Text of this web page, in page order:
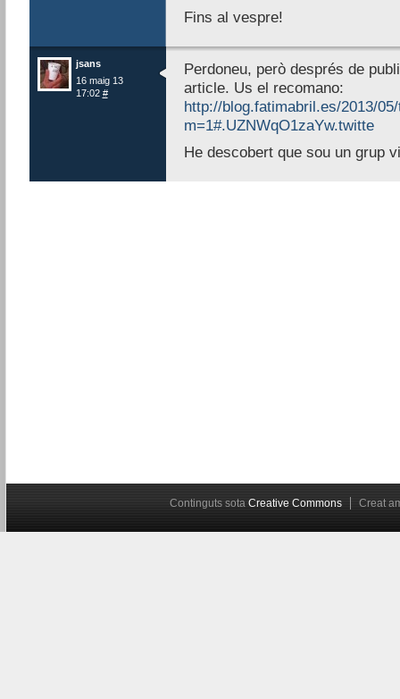
Fins al vespre!
jsans
16 maig 13
17:02 #
Perdoneu, però després de
article. Us el recomano:
http://blog.fatimabril.es/2013/
m=1#.UZNWqO1zaYw.twitte
He descobert que sou un grup
Continguts sota Creative Commons Creat